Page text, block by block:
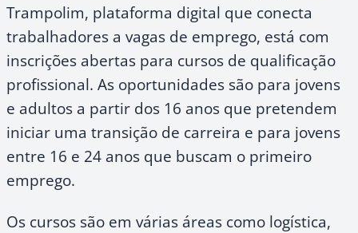
Trampolim, plataforma digital que conecta
trabalhadores a vagas de emprego, está com
inscrições abertas para cursos de qualificação
profissional. As oportunidades são para jovens
e adultos a partir dos 16 anos que pretendem
iniciar uma transição de carreira e para jovens
entre 16 e 24 anos que buscam o primeiro
emprego.
Os cursos são em várias áreas como logística,